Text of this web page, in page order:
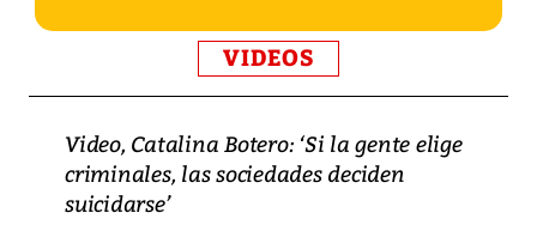
VIDEOS
Video, Catalina Botero: ‘Si la gente elige
criminales, las sociedades deciden
suicidarse’